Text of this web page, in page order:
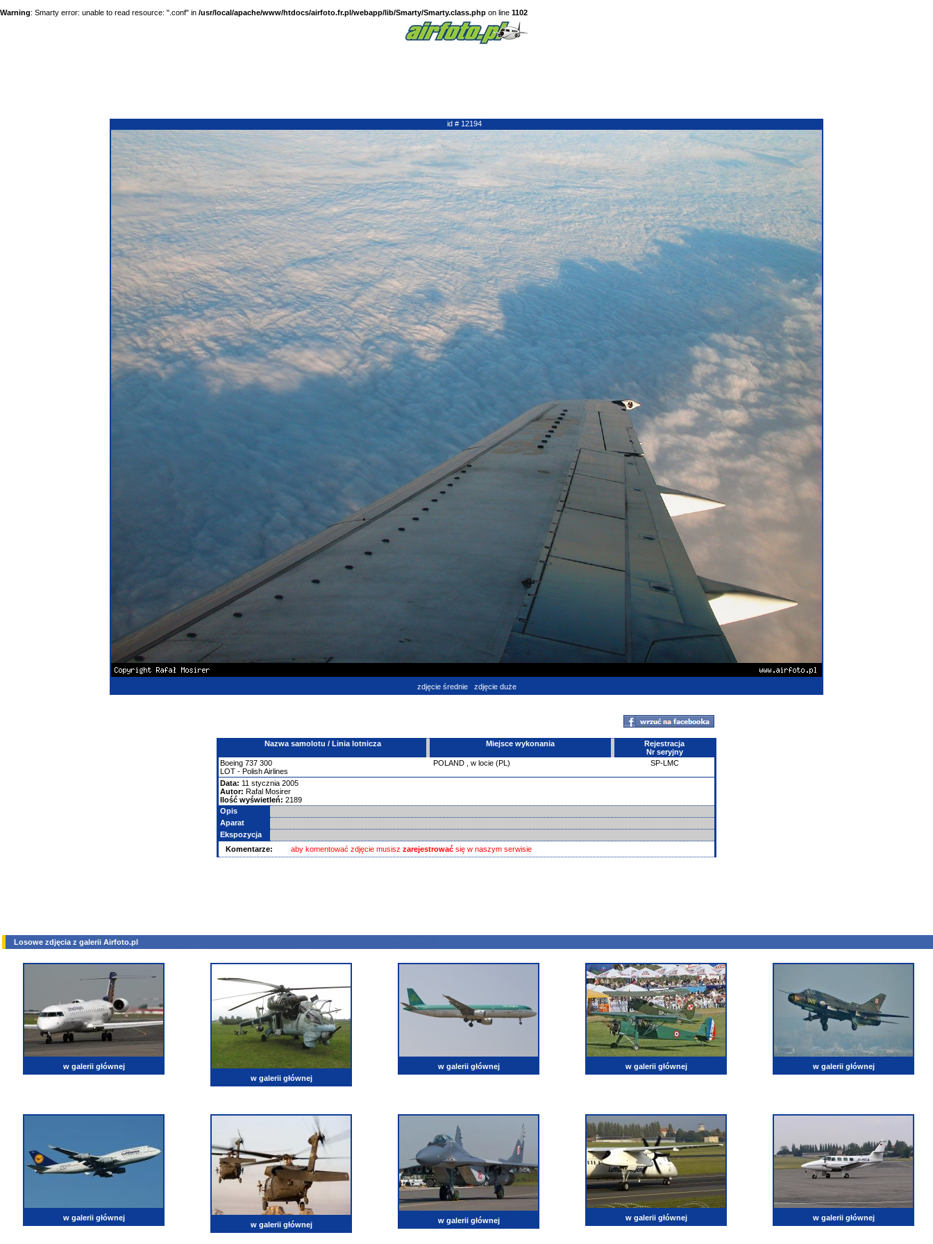
Warning: Smarty error: unable to read resource: ".conf" in /usr/local/apache/www/htdocs/airfoto.fr.pl/webapp/lib/Smarty/Smarty.class.php on line 1102
id # 12194
zdjęcie średnie zdjęcie duże
Nazwa samolotu / Linia lotnicza Miejsce wykonania
Rejestracja
Nr seryjny
Boeing 737 300
LOT - Polish Airlines
POLAND w locie (PL) SP-LMC
Data: 11 stycznia 2005
Autor: Rafal Mosirer
Ilość wyświetleń: 2189
Opis
Aparat
Ekspozycja
Komentarze:
aby komentować zdjęcie musisz zarejestrować się w naszym serwisie
Losowe zdjęcia z galerii Airfoto.pl
w galerii głównej
w galerii głównej
w galerii głównej w galerii głównej w galerii głównej
w galerii głównej
w galerii głównej
w galerii głównej w galerii głównej w galerii głównej